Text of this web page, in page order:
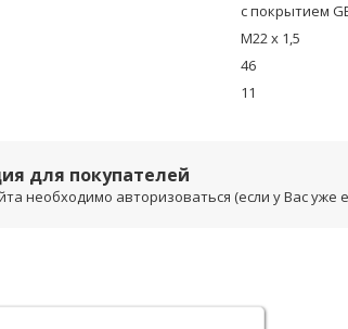
с покрытием
M22 x 1,5
46
11
для покупателей
необходимо авторизоваться (если у Вас уже